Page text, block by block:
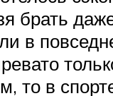
брать
в
то в